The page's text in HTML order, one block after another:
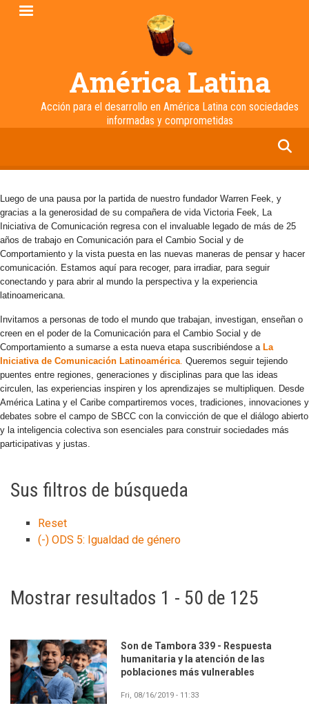
Pasar
América Latina
Acción para el desarrollo en América Latina con sociedades
informadas y comprometidas
Luego de una pausa por la partida de nuestro fundador Warren Feek, y
gracias a la generosidad de su compañera de vida Victoria Feek, La
Iniciativa de Comunicación regresa con el invaluable legado de más de 25
años de trabajo en Comunicación para el Cambio Social y de
Comportamiento y la vista puesta en las nuevas maneras de pensar y hacer
comunicación. Estamos aquí para recoger, para irradiar, para seguir
conectando y para abrir al mundo la perspectiva y la experiencia
latinoamericana.
Invitamos a personas de todo el mundo que trabajan, investigan, enseñan o
creen en el poder de la Comunicación para el Cambio Social y de
Comportamiento a sumarse a esta nueva etapa suscribiéndose a La
Iniciativa de Comunicación Latinoamérica. Queremos seguir tejiendo
puentes entre regiones, generaciones y disciplinas para que las ideas
circulen, las experiencias inspiren y los aprendizajes se multipliquen. Desde
América Latina y el Caribe compartiremos voces, tradiciones, innovaciones y
debates sobre el campo de SBCC con la convicción de que el diálogo abierto
y la inteligencia colectiva son esenciales para construir sociedades más
participativas y justas.
Sus filtros de búsqueda
Reset
(-) ODS 5: Igualdad de género
Mostrar resultados 1 - 50 de 125
Son de Tambora 339 - Respuesta
humanitaria y la atención de las
poblaciones más vulnerables
Fri, 08/16/2019 - 11:33